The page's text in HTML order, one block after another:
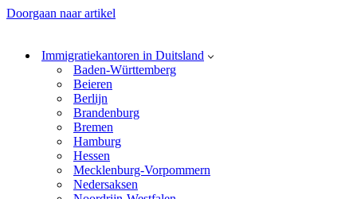
Doorgaan naar artikel
Immigratiekantoren in Duitsland
Baden-Württemberg
Beieren
Berlijn
Brandenburg
Bremen
Hamburg
Hessen
Mecklenburg-Vorpommern
Nedersaksen